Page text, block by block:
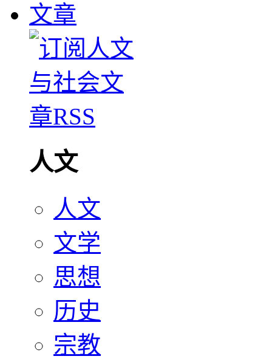
文章
人文
人文
文学
思想
历史
宗教